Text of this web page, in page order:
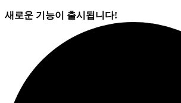
새로운 기능이 출시됩니다!